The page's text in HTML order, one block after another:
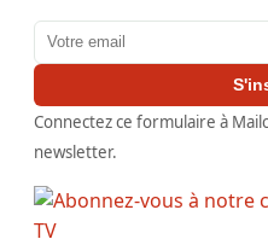
Adresse email
Connectez ce formulaire à
newsletter.